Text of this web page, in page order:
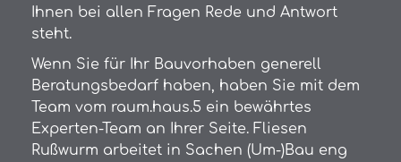
Ihnen bei allen Fragen Rede und Antwort
steht.
Wenn Sie für Ihr Bauvorhaben generell
Beratungsbedarf haben, haben Sie mit dem
Team vom raum.haus.5 ein bewährtes
Experten-Team an Ihrer Seite. Fliesen
Rußwurm arbeitet in Sachen (Um-)Bau eng